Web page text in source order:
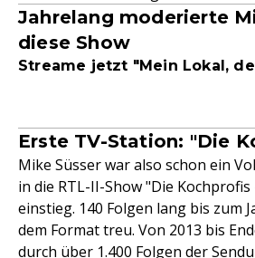
Jahrelang moderierte
diese Show
Streame jetzt "Mein Lokal,
Erste TV-Station: "Die
Mike Süsser war also schon ein
in die RTL-II-Show "Die
einstieg. 140 Folgen lang bis zum
dem Format treu. Von 2013 bis
durch über 1.400 Folgen der